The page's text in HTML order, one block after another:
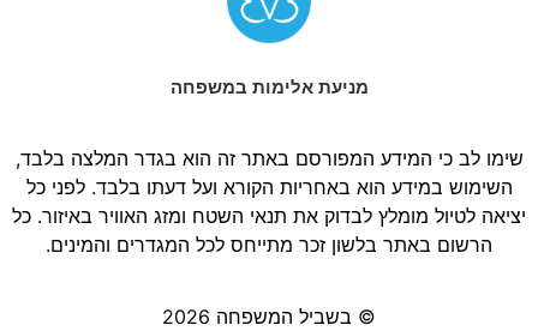
מניעת אלימות במשפחה
שימו לב כי המידע המפורסם באתר זה הוא בגדר המלצה בלבד,
השימוש במידע הוא באחריות הקורא ועל דעתו בלבד. לפני כל
יציאה לטיול מומלץ לבדוק את תנאי השטח ומזג האוויר באיזור. כל
הרשום באתר בלשון זכר מתייחס לכל המגדרים והמינים.
© בשביל המשפחה 2026